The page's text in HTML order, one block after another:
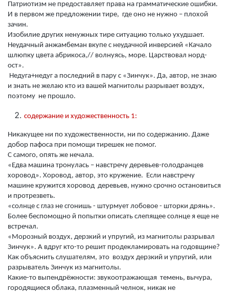
Патриотизм не предоставляет права на грамматические ошибки.
И в первом же предложении тире, где оно не нужно – плохой
зачин.
Изобилие других ненужных тире ситуацию только ухудшает.
Неудачный анжамбеман вкупе с неудачной инверсией «Качало
шлюпку цвета абрикоса,// волнуясь, море. Царствовал норд-
ост».
Недуга+недуг а последний в пару с «Зинчук». Да, автор, не знаю
и знать не желаю кто из вашей магнитолы разрывает воздух,
поэтому не прошло.
содержание и художественность 1:
Никакущее ни по художественности, ни по содержанию. Даже
добор пафоса при помощи тирешек не помог.
С самого, опять же нечала.
«Едва машина тронулась – навстречу деревьев-голодранцев
хоровод». Хоровод, автор, это кружение. Если навстречу
машине кружится хоровод деревьев, нужно срочно остановиться
и протрезветь.
«солнце с глаз не сгонишь - штурмует лобовое - шторки дрянь».
Более беспомощно й попытки описать слепящее солнце я еще не
встречал.
«Морозный воздух, дерзкий и упругий, из магнитолы разрывал
Зинчук». А вдруг кто-то решит продекламировать на годовщине?
Как объяснить слушателям, это воздух дерзкий и упругий, или
разрыватель Зинчук из магнитолы.
Какие-то выпендрёжности: звукоотражающая темень, вычура,
городящиеся облака, плазменный челнок, никак не